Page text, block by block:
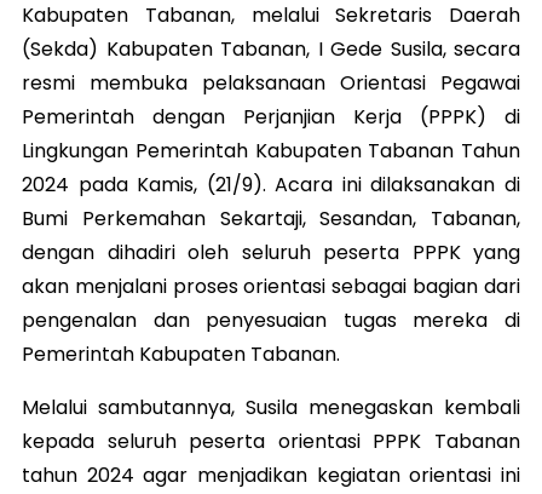
Kabupaten Tabanan, melalui Sekretaris Daerah
(Sekda) Kabupaten Tabanan, I Gede Susila, secara
resmi membuka pelaksanaan Orientasi Pegawai
Pemerintah dengan Perjanjian Kerja (PPPK) di
Lingkungan Pemerintah Kabupaten Tabanan Tahun
2024 pada Kamis, (21/9). Acara ini dilaksanakan di
Bumi Perkemahan Sekartaji, Sesandan, Tabanan,
dengan dihadiri oleh seluruh peserta PPPK yang
akan menjalani proses orientasi sebagai bagian dari
pengenalan dan penyesuaian tugas mereka di
Pemerintah Kabupaten Tabanan.
Melalui sambutannya, Susila menegaskan kembali
kepada seluruh peserta orientasi PPPK Tabanan
tahun 2024 agar menjadikan kegiatan orientasi ini